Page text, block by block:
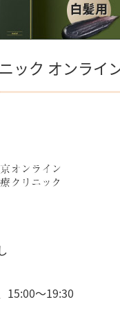
ック オンライ
15:00〜19:30